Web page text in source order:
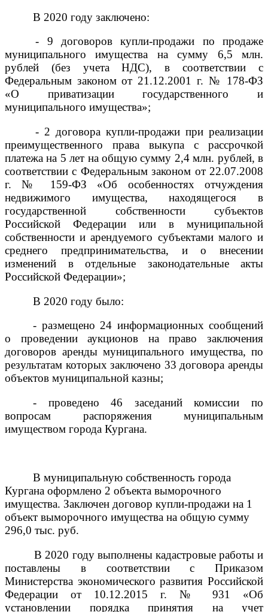
В 2020 году заключено:
- 9 договоров купли-продажи по продаже
муниципального имущества на сумму 6,5 млн.
рублей (без учета НДС), в соответствии с
Федеральным законом от 21.12.2001 г. № 178-ФЗ
«О приватизации государственного и
муниципального имущества»;
- 2 договора купли-продажи при реализации
преимущественного права выкупа с рассрочкой
платежа на 5 лет на общую сумму 2,4 млн. рублей, в
соответствии с Федеральным законом от 22.07.2008
г. № 159-ФЗ «Об особенностях отчуждения
недвижимого имущества, находящегося в
государственной собственности субъектов
Российской Федерации или в муниципальной
собственности и арендуемого субъектами малого и
среднего предпринимательства, и о внесении
изменений в отдельные законодательные акты
Российской Федерации»;
В 2020 году было:
- размещено 24 информационных сообщений
о проведении аукционов на право заключения
договоров аренды муниципального имущества, по
результатам которых заключено 33 договора аренды
объектов муниципальной казны;
- проведено 46 заседаний комиссии по
вопросам распоряжения муниципальным
имуществом города Кургана.
В муниципальную собственность города
Кургана оформлено 2 объекта выморочного
имущества. Заключен договор купли-продажи на 1
объект выморочного имущества на общую сумму
296,0 тыс. руб.
В 2020 году выполнены кадастровые работы и
поставлены в соответствии с Приказом
Министерства экономического развития Российской
Федерации от 10.12.2015 г. № 931 «Об
установлении порядка принятия на учет